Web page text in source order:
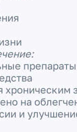
препараты
хроническим
на
и